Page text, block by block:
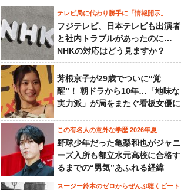
テレビ局に代わり勝手に「情報開示」
フジテレビ、日本テレビも出演者
と社内トラブルがあったのに…
NHKの対応はどう見ますか？
芳根京子が29歳でついに“覚
醒”！ 朝ドラから10年…「地味な
実力派」が局をまたぐ看板女優に
この有名人の意外な学歴 2026年夏
野球少年だった亀梨和也がジャニ
ーズ入所も都立水元高校に合格す
るまでの“男気”あふれる経緯
スージー鈴木のゼロからぜんぶ聴くビート